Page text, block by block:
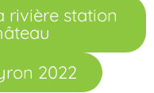
rivière station
2022